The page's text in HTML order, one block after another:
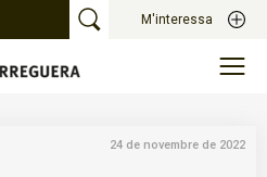
M'interessa
24 de novembre de 2022